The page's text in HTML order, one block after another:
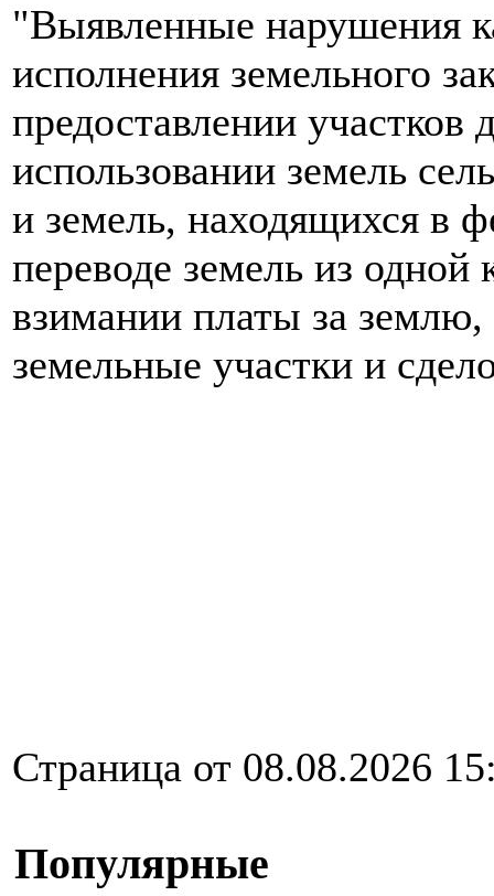
"Выявленные нарушения
исполнения земельного
предоставлении участков
использовании земель
и земель, находящихся в
переводе земель из
взимании платы за
земельные участки и
Страница от 08.08.2026
Популярные